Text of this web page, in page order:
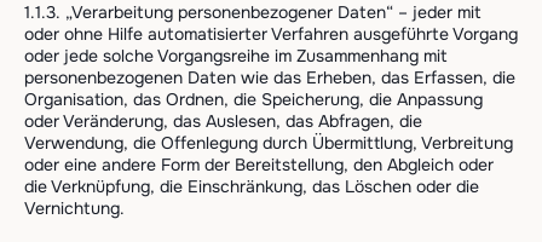
1.1.3. „Verarbeitung personenbezogener Daten“ – jeder mit
oder ohne Hilfe automatisierter Verfahren ausgeführte Vorgang
oder jede solche Vorgangsreihe im Zusammenhang mit
personenbezogenen Daten wie das Erheben, das Erfassen, die
Organisation, das Ordnen, die Speicherung, die Anpassung
oder Veränderung, das Auslesen, das Abfragen, die
Verwendung, die Offenlegung durch Übermittlung, Verbreitung
oder eine andere Form der Bereitstellung, den Abgleich oder
die Verknüpfung, die Einschränkung, das Löschen oder die
Vernichtung.